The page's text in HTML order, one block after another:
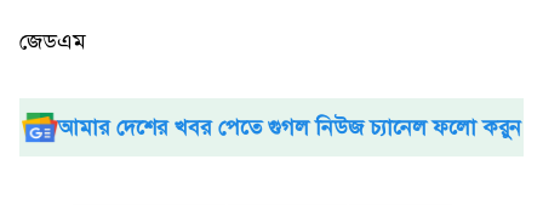
জেডএম
আমার দেশের খবর পেতে গুগল নিউজ চ্যানেল ফলো করুন